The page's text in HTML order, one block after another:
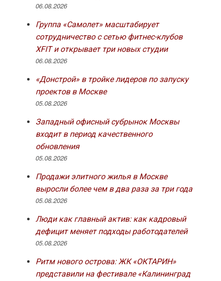
06.08.2026
Группа «Самолет» масштабирует
сотрудничество с сетью фитнес-клубов
XFIT и открывает три новых студии
06.08.2026
«Донстрой» в тройке лидеров по запуску
проектов в Москве
05.08.2026
Западный офисный субрынок Москвы
входит в период качественного
обновления
05.08.2026
Продажи элитного жилья в Москве
выросли более чем в два раза за три года
05.08.2026
Люди как главный актив: как кадровый
дефицит меняет подходы работодателей
05.08.2026
Ритм нового острова: ЖК «ОКТАРИН»
представили на фестивале «Калининград